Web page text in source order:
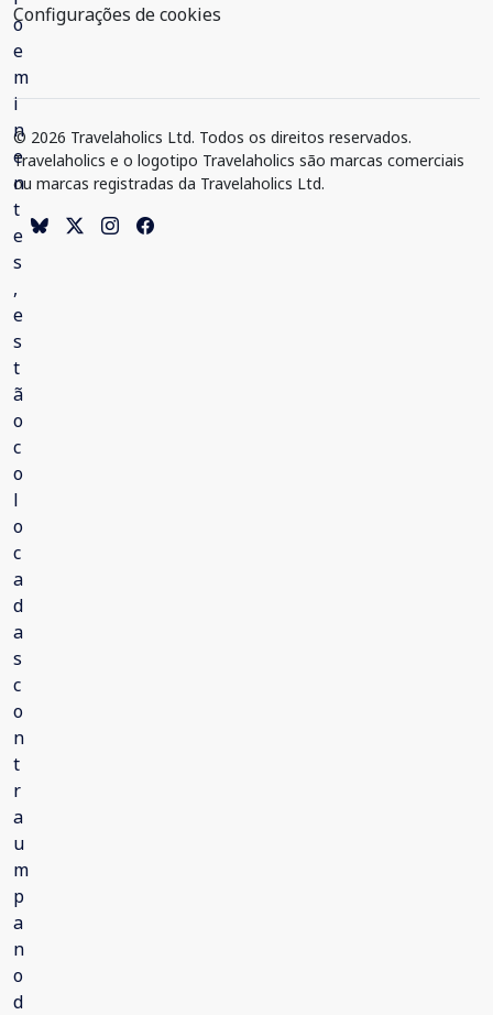
Configurações de cookies
© 2026 Travelaholics Ltd. Todos os direitos reservados.
Travelaholics e o logotipo Travelaholics são marcas comerciais
ou marcas registradas da Travelaholics Ltd.